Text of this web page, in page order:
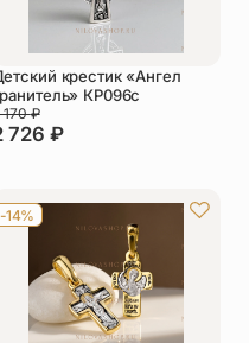
крестик «Ангел
КР096с
726 ₽
170₽
-14%